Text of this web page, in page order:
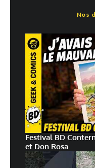
Nos
Festival BD
et Don Rosa